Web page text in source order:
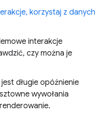
korzystaj z danych
interakcje
czy można je
długie opóźnienie
wywołania